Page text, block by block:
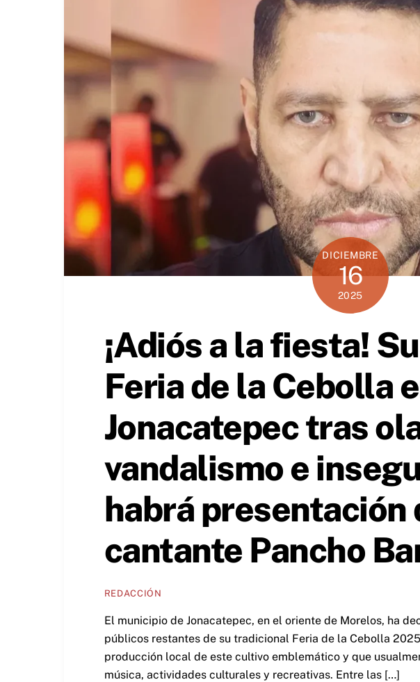
DICIEMBRE
16
2025
¡Adiós a la fiesta!
Feria de la Cebolla
Jonacatepec tras
vandalismo e
habrá presentación
cantante Pancho
REDACCIÓN
El municipio de Jonacatepec, en el oriente de Morelos, ha
públicos restantes de su tradicional Feria de la Cebolla
producción local de este cultivo emblemático y que
música, actividades culturales y recreativas. Entre las […]